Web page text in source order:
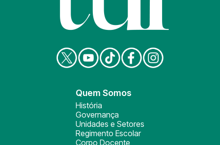
Quem Somos
História
Governança
Unidades e Setores
Regimento Escolar
Corpo Docente